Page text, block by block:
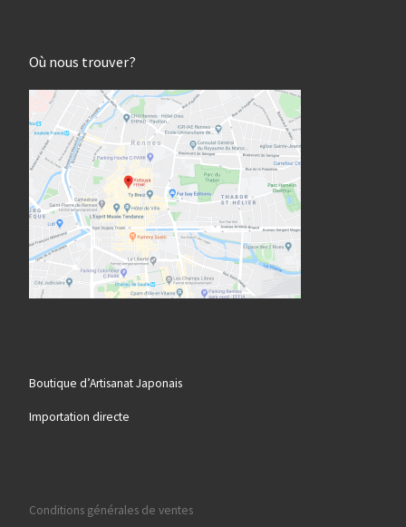
Où nous trouver?
Boutique d’Artisanat Japonais
Importation directe
Conditions générales de ventes